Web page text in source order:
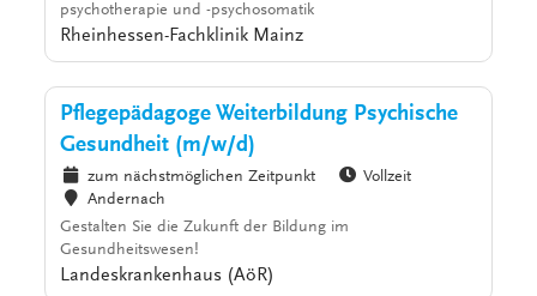
psychotherapie und -psychosomatik
Rheinhessen-Fachklinik Mainz
Pflegepädagoge Weiterbildung Psychische
Gesundheit (m/w/d)
zum nächstmöglichen Zeitpunkt
Vollzeit
Andernach
Gestalten Sie die Zukunft der Bildung im
Gesundheitswesen!
Landeskrankenhaus (AöR)